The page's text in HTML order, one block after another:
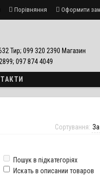
Порівняння Оформити
Тир; 099 320 2390 Магазин
097 874 4049
Сортування:
Пошук в підкатегоріях
Искать в описании товаров